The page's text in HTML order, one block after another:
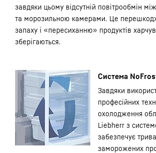
завдяки цьому відсутній повітрообмін
та морозильною камерами. Це
запаху і «пересиханню» продуктів
зберігаються.
Система
Завдяки
професійних
охолодження
Liebherr з
забезпечує
заморожених